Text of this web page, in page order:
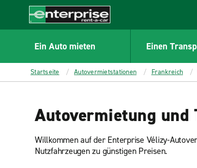
CONTENT
Enterprise
Ein Auto mieten Einen
Startseite Autovermietstationen Frankreich
Autovermietung
Willkommen auf der Enterprise Vélizy-
Nutzfahrzeugen zu günstigen Preisen.